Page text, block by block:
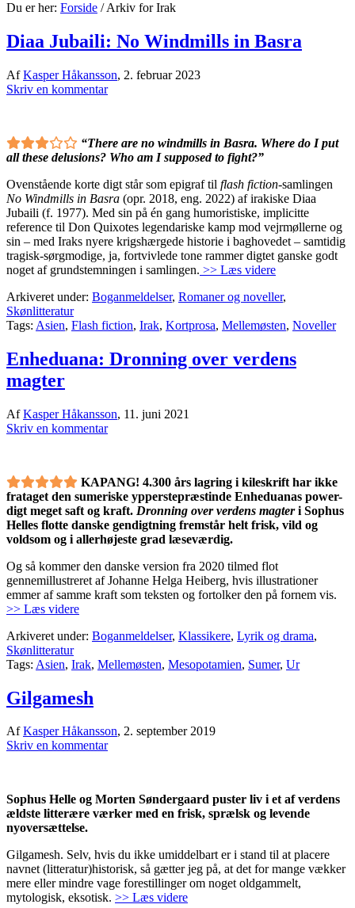
Du er her: Forside /Arkiv for Irak
Diaa Jubaili: No Windmills in Basra
AfKasper Håkansson, 2. februar 2023
Skriv en kommentar
“There are no windmills in Basra. Where do I put
all these delusions? Who am I supposed to fight?”
Ovenstående korte digt står som epigraf til flash fiction-samlingen
No Windmills in Basra (opr. 2018, eng. 2022) af irakiske Diaa
Jubaili (f. 1977). Med sin på én gang humoristiske, implicitte
reference til Don Quixotes legendariske kamp mod vejrmøllerne og
sin – med Iraks nyere krigshærgede historie i baghovedet – samtidig
tragisk-sørgmodige, ja, fortvivlede tone rammer digtet ganske godt
noget af grundstemningen i samlingen. >> Læs videre
Arkiveret under: Boganmeldelser, Romaner og noveller,
Skønlitteratur
Tags: Asien, Flash fiction, Irak, Kortprosa, Mellemøsten, Noveller
Enheduana: Dronning over verdens
magter
AfKasper Håkansson, 11. juni 2021
Skriv en kommentar
KAPANG! 4.300 års lagring i kileskrift har ikke
frataget den sumeriske ypperstepræstinde Enheduanas power-
digt meget saft og kraft. Dronning over verdens magteri Sophus
Helles flotte danske gendigtning fremstår helt frisk, vild og
voldsom og i allerhøjeste grad læseværdig.
Og så kommer den danske version fra 2020 tilmed flot
gennemillustreret af Johanne Helga Heiberg, hvis illustrationer
emmer af samme kraft som teksten og fortolker den på fornem vis.
>> Læs videre
Arkiveret under: Boganmeldelser, Klassikere, Lyrik og drama,
Skønlitteratur
Tags: Asien, Irak, Mellemøsten, Mesopotamien, Sumer, Ur
Gilgamesh
AfKasper Håkansson, 2. september 2019
Skriv en kommentar
Sophus Helle og Morten Søndergaard puster liv i et af verdens
ældste litterære værker med en frisk, sprælsk og levende
nyoversættelse.
Gilgamesh. Selv, hvis du ikke umiddelbart er i stand til at placere
navnet (litteratur)historisk, så gætter jeg på, at det for mange vækker
mere eller mindre vage forestillinger om noget oldgammelt,
mytologisk, eksotisk. >> Læs videre